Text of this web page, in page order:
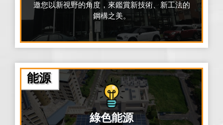
邀您以新視野的角度，來鑑賞新技術、新工法的
鋼構之美。
能源
綠色能源